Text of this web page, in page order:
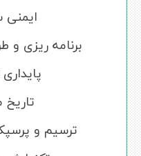
برنامه ریزی و
ترسیم و